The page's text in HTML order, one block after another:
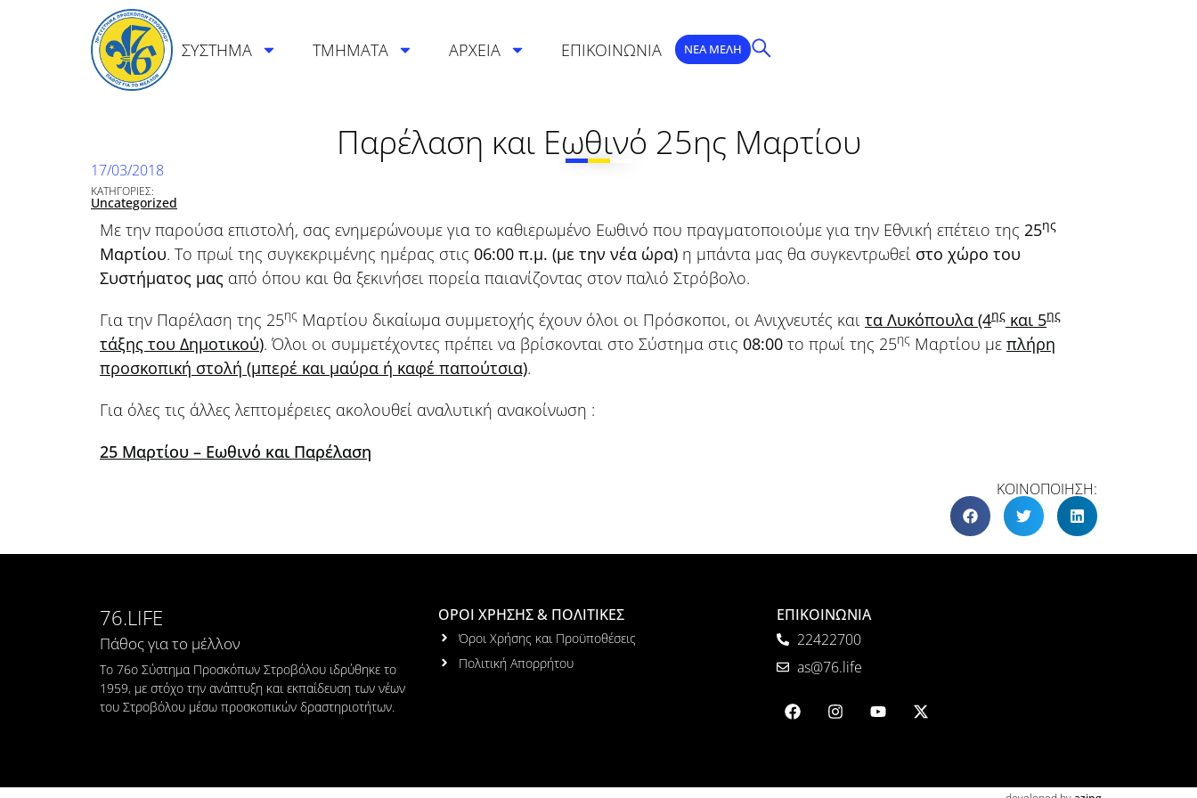
ΣΥΣΤΗΜΑ ΤΜΗΜΑΤΑ ΑΡΧΕΙΑ ΕΠΙΚΟΙΝΩΝΙΑ ΝΕΑ ΜΕΛΗ
Παρέλαση και Εωθινό 25ης Μαρτίου
17/03/2018
ΚΑΤΗΓΟΡΙΕΣ:
Uncategorized
Με την παρούσα επιστολή, σας ενημερώνουμε για το καθιερωμένο Εωθινό που πραγματοποιούμε για την Εθνική επέτειο της 25ης
Μαρτίου. Το πρωί της συγκεκριμένης ημέρας στις 06:00 π.μ. (με την νέα ώρα) η μπάντα μας θα συγκεντρωθεί στο χώρο του
Συστήματος μας από όπου και θα ξεκινήσει πορεία παιανίζοντας στον παλιό Στρόβολο.
Για την Παρέλαση της 25ης Μαρτίου δικαίωμα συμμετοχής έχουν όλοι οι Πρόσκοποι, οι Ανιχνευτές και τα Λυκόπουλα (4ης και 5ης
τάξης του Δημοτικού). Όλοι οι συμμετέχοντες πρέπει να βρίσκονται στο Σύστημα στις 08:00 το πρωί της 25ης Μαρτίου με πλήρη
προσκοπική στολή (μπερέ και μαύρα ή καφέ παπούτσια).
Για όλες τις άλλες λεπτομέρειες ακολουθεί αναλυτική ανακοίνωση :
25 Μαρτίου – Εωθινό και Παρέλαση
ΚΟΙΝΟΠΟΙΗΣΗ:
76.LIFE
Πάθος για το μέλλον
Το 76ο Σύστημα Προσκόπων Στροβόλου ιδρύθηκε το
1959, με στόχο την ανάπτυξη και εκπαίδευση των νέων
του Στροβόλου μέσω προσκοπικών δραστηριοτήτων.
ΟΡΟΙ ΧΡΗΣΗΣ & ΠΟΛΙΤΙΚΕΣ
Όροι Χρήσης και Προϋποθέσεις
Πολιτική Απορρήτου
ΕΠΙΚΟΙΝΩΝΙΑ
22422700
as@76.life